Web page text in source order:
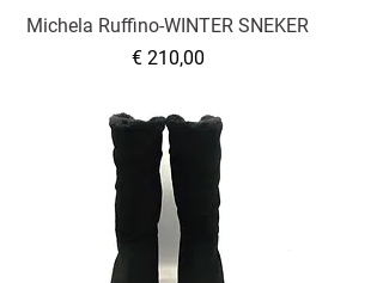
Michela Ruffino-WINTER SNEKER
Preis
€ 210,00